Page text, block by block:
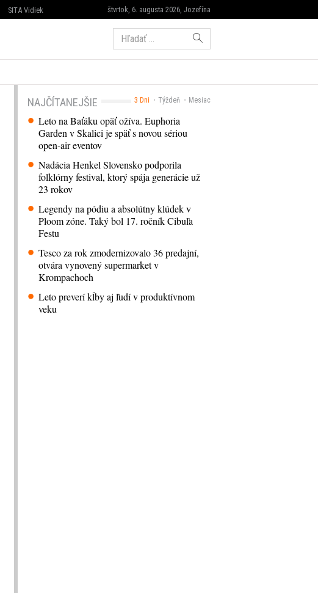
štvrtok, 6. augusta 2026, Jozefína
SITA Vidiek
Hľadať:
3 Dni Týždeň Mesiac
NAJČÍTANEJŠIE
Leto na Baťáku opäť ožíva. Euphoria
Garden v Skalici je späť s novou sériou
open-air eventov
Nadácia Henkel Slovensko podporila
folklórny festival, ktorý spája generácie už
23 rokov
Legendy na pódiu a absolútny klúdek v
Ploom zóne. Taký bol 17. ročník Cibuľa
Festu
Tesco za rok zmodernizovalo 36 predajní,
otvára vynovený supermarket v
Krompachoch
Leto preverí kĺby aj ľudí v produktívnom
veku